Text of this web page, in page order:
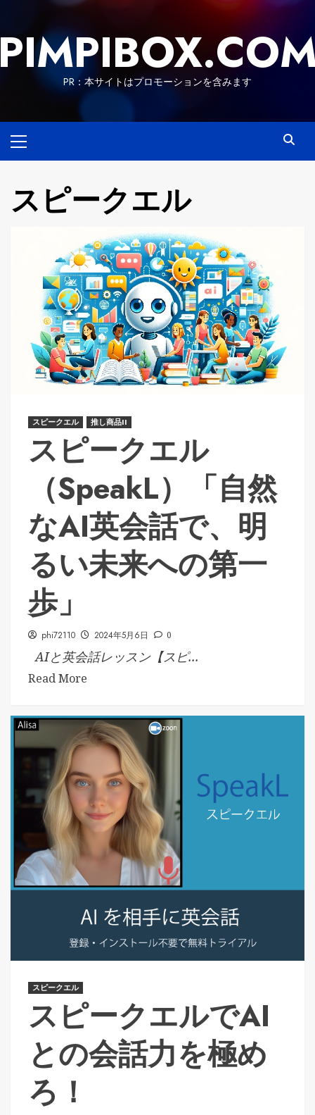
content
PR：本サイトはプロモーションを含みます
Menu
スピークエル
スピークエル 推し商品II
スピークエル
（SpeakL）「自然
なAI英会話で、明
るい未来への第一
歩」
phi72110 2024年5月6日 0
AIと英会話レッスン【スピ...
Read More
スピークエル
スピークエルでAI
との会話力を極め
ろ！